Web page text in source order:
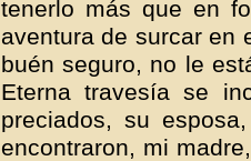
tenerlo más que en
aventura de surcar en
buén seguro, no le
Eterna travesía se
preciados, su
encontraron, mi